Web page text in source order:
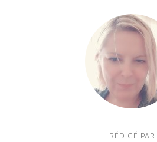
RÉDIGÉ PAR